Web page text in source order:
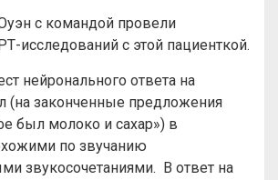
с командой провели
исследований с этой пациенткой.
нейронального ответа на
(на законченные предложения
был молоко и сахар») в
по звучанию
звукосочетаниями. В ответ на